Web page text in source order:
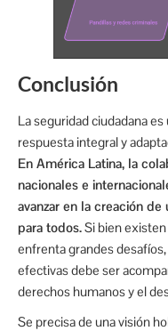
Conclusión
La seguridad ciudadana
respuesta integral y
En América Latina, la
nacionales e
avanzar en la creación
para todos.Si bien
enfrenta grandes
efectivas debe ser
derechos humanos y el
Se precisa de una visión